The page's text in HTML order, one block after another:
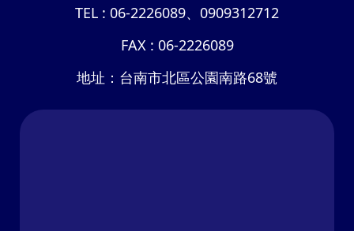
TEL : 06-2226089、 0909312712
FAX : 06-2226089
地址： 台南市北區公園南路68號